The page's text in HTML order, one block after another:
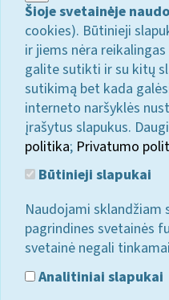
Šioje svetainėje
cookies). Būtinieji
ir jiems nėra
galite sutikti ir su kitų
sutikimą bet kada
interneto naršyklės
įrašytus slapukus.
politika; Privatumo
Būtinieji slapukai
Naudojami sklandžiam
pagrindines svetainės
svetainė negali
Analitiniai slapukai